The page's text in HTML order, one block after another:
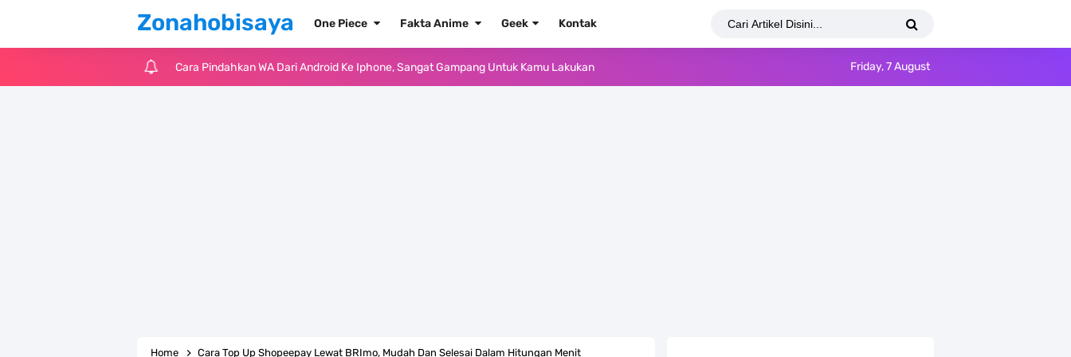
Zonahobisaya One Piece Fakta Anime Geek Kontak
Cara Pindahkan WA Dari Android Ke Iphone, Sangat Gampang Untuk Kamu Lakukan Friday, 7 August
Home Cara Top Up Shopeepay Lewat BRImo, Mudah Dan Selesai Dalam Hitungan Menit